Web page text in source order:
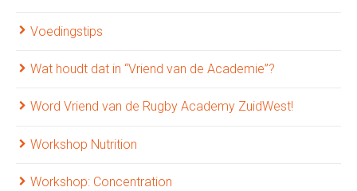
Voedingstips
Wat houdt dat in “Vriend van de Academie”?
Word Vriend van de Rugby Academy ZuidWest!
Workshop Nutrition
Workshop: Concentration